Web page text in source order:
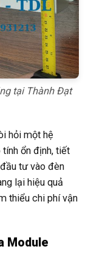
tại Thành Đạt
hỏi một hệ
ổn định, tiết
tư vào đèn
lại hiệu quả
thiểu chi phí vận
Module